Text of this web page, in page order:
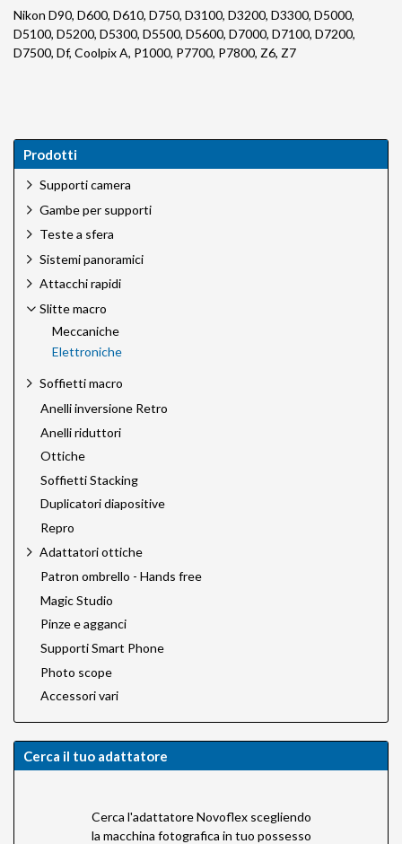
Nikon D90, D600, D610, D750, D3100, D3200, D3300, D5000,
D5100, D5200, D5300, D5500, D5600, D7000, D7100, D7200,
D7500, Df, Coolpix A, P1000, P7700, P7800, Z6, Z7
Prodotti
Supporti camera
Gambe per supporti
Teste a sfera
Sistemi panoramici
Attacchi rapidi
Slitte macro
Meccaniche
Elettroniche
Soffietti macro
Anelli inversione Retro
Anelli riduttori
Ottiche
Soffietti Stacking
Duplicatori diapositive
Repro
Adattatori ottiche
Patron ombrello - Hands free
Magic Studio
Pinze e agganci
Supporti Smart Phone
Photo scope
Accessori vari
Cerca il tuo adattatore
Cerca l'adattatore Novoflex scegliendo
la macchina fotografica in tuo possesso